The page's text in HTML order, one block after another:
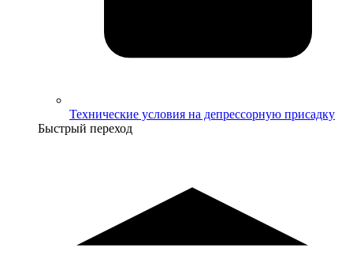
Технические условия на депрессорную присадку
Быстрый переход